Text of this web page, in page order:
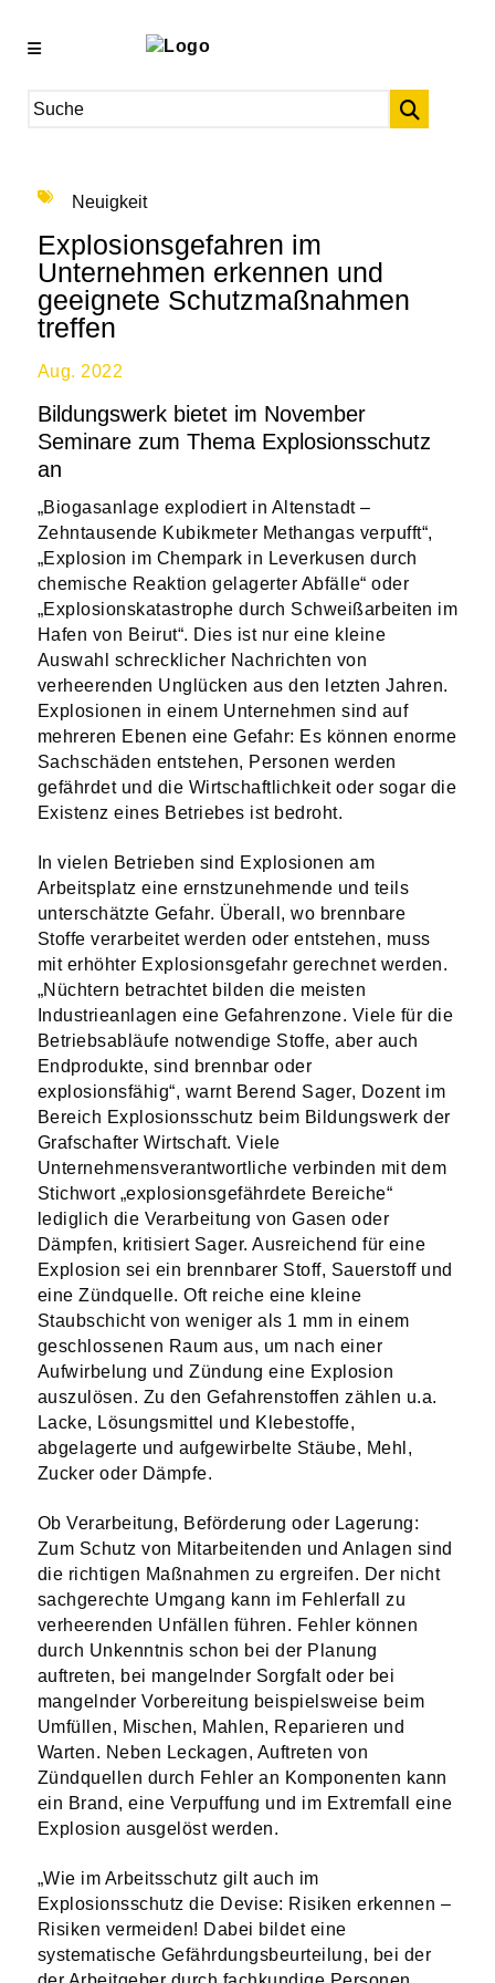
Neuigkeit
Explosionsgefahren im
Unternehmen erkennen und
geeignete Schutzmaßnahmen
treffen
Aug. 2022
Bildungswerk bietet im November
Seminare zum Thema Explosionsschutz
an
„Biogasanlage explodiert in Altenstadt –
Zehntausende Kubikmeter Methangas verpufft“,
„Explosion im Chempark in Leverkusen durch
chemische Reaktion gelagerter Abfälle“ oder
„Explosionskatastrophe durch Schweißarbeiten im
Hafen von Beirut“. Dies ist nur eine kleine
Auswahl schrecklicher Nachrichten von
verheerenden Unglücken aus den letzten Jahren.
Explosionen in einem Unternehmen sind auf
mehreren Ebenen eine Gefahr: Es können enorme
Sachschäden entstehen, Personen werden
gefährdet und die Wirtschaftlichkeit oder sogar die
Existenz eines Betriebes ist bedroht.
In vielen Betrieben sind Explosionen am
Arbeitsplatz eine ernstzunehmende und teils
unterschätzte Gefahr. Überall, wo brennbare
Stoffe verarbeitet werden oder entstehen, muss
mit erhöhter Explosionsgefahr gerechnet werden.
„Nüchtern betrachtet bilden die meisten
Industrieanlagen eine Gefahrenzone. Viele für die
Betriebsabläufe notwendige Stoffe, aber auch
Endprodukte, sind brennbar oder
explosionsfähig“, warnt Berend Sager, Dozent im
Bereich Explosionsschutz beim Bildungswerk der
Grafschafter Wirtschaft. Viele
Unternehmensverantwortliche verbinden mit dem
Stichwort „explosionsgefährdete Bereiche“
lediglich die Verarbeitung von Gasen oder
Dämpfen, kritisiert Sager. Ausreichend für eine
Explosion sei ein brennbarer Stoff, Sauerstoff und
eine Zündquelle. Oft reiche eine kleine
Staubschicht von weniger als 1 mm in einem
geschlossenen Raum aus, um nach einer
Aufwirbelung und Zündung eine Explosion
auszulösen. Zu den Gefahrenstoffen zählen u.a.
Lacke, Lösungsmittel und Klebestoffe,
abgelagerte und aufgewirbelte Stäube, Mehl,
Zucker oder Dämpfe.
Ob Verarbeitung, Beförderung oder Lagerung:
Zum Schutz von Mitarbeitenden und Anlagen sind
die richtigen Maßnahmen zu ergreifen. Der nicht
sachgerechte Umgang kann im Fehlerfall zu
verheerenden Unfällen führen. Fehler können
durch Unkenntnis schon bei der Planung
auftreten, bei mangelnder Sorgfalt oder bei
mangelnder Vorbereitung beispielsweise beim
Umfüllen, Mischen, Mahlen, Reparieren und
Warten. Neben Leckagen, Auftreten von
Zündquellen durch Fehler an Komponenten kann
ein Brand, eine Verpuffung und im Extremfall eine
Explosion ausgelöst werden.
„Wie im Arbeitsschutz gilt auch im
Explosionsschutz die Devise: Risiken erkennen –
Risiken vermeiden! Dabei bildet eine
systematische Gefährdungsbeurteilung, bei der